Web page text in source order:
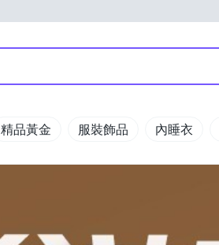
精品黃金 服裝飾品 內睡衣